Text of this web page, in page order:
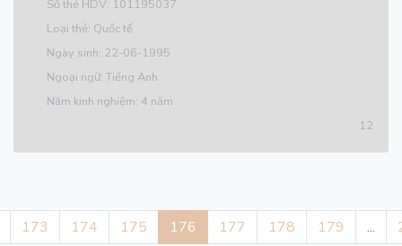
Số thẻ HDV: 101195037
Loại thẻ: Quốc tế
Ngày sinh: 22-06-1995
Ngoại ngữ: Tiếng Anh
Năm kinh nghiệm: 4 năm
12
173 174 175 176 177 178 179 ...